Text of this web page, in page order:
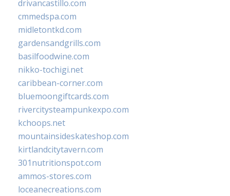
drivancastillo.com
cmmedspa.com
midletontkd.com
gardensandgrills.com
basilfoodwine.com
nikko-tochigi.net
caribbean-corner.com
bluemoongiftcards.com
rivercitysteampunkexpo.com
kchoops.net
mountainsideskateshop.com
kirtlandcitytavern.com
301nutritionspot.com
ammos-stores.com
loceanecreations.com